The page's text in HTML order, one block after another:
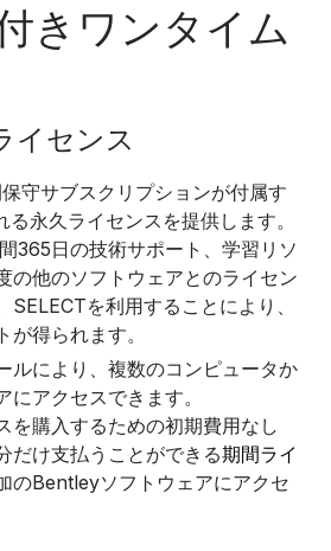
きワンタイム
イセンス
守サブスクリプションが付属す
永久ライセンスを提供します。
365日の技術サポート、学習リソ
の他のソフトウェアとのライセン
SELECTを利用することにより、
得られます。
ルにより、複数のコンピュータか
にアクセスできます。
を購入するための初期費用なし
だけ支払うことができる期間ライ
のBentleyソフトウェアにアクセ